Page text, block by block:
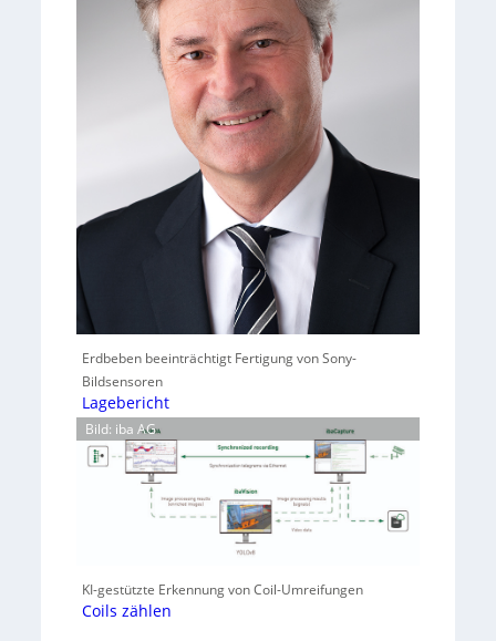
Erdbeben beeinträchtigt Fertigung von Sony-
Bildsensoren
Lagebericht
Bild: iba AG
KI-gestützte Erkennung von Coil-Umreifungen
Coils zählen